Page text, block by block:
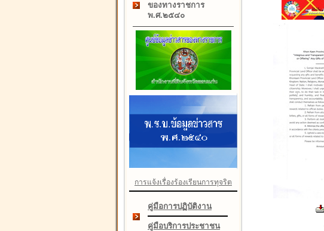
ของทางราชการ
พ.ศ.๒๕๔๐
การแจ้งเรื่องร้องเรียนการทุจริต
คู่มือการปฏิบัติงาน
คู่มือบริการประชาชน